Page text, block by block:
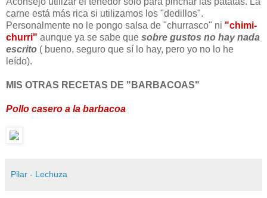
carne está más rica si utilizamos los "dedillos".
Personalmente no le pongo salsa de "churrasco" ni "chimi-
churri" aunque ya se sabe que sobre gustos no hay nada
escrito ( bueno, seguro que sí lo hay, pero yo no lo he
leído).
MIS OTRAS RECETAS DE "BARBACOAS"
Pollo casero a la barbacoa
Pilar - Lechuza